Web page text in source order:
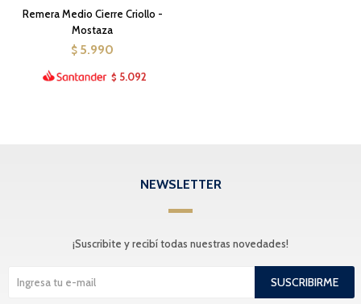
Remera Medio Cierre Criollo -
Mostaza
$ 5.990
$ 5.092
NEWSLETTER
¡Suscribite y recibí todas nuestras novedades!
SUSCRIBIRME